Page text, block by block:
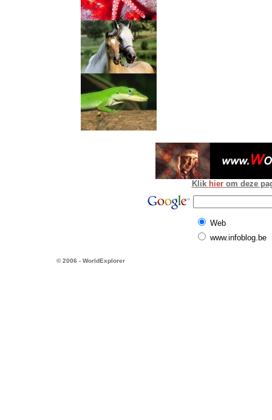
Klik hier om deze
Web
www.infoblog.be
© 2006 - WorldExplorer